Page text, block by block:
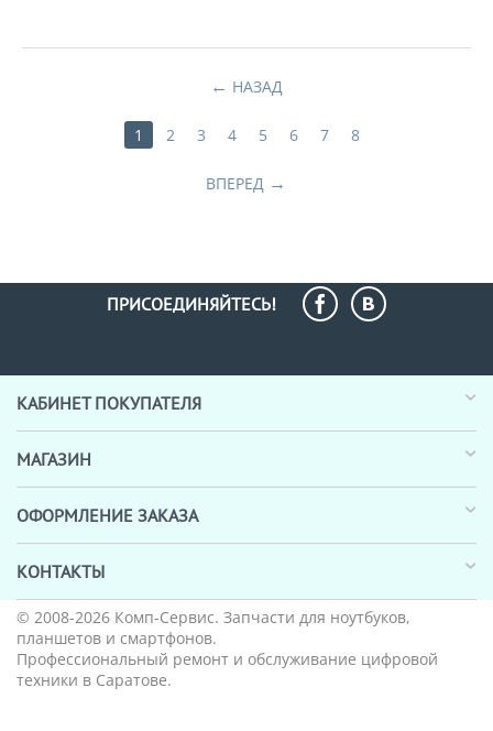
НАЗАД
1 2 3 4 5 6 7 8
ВПЕРЕД
ПРИСОЕДИНЯЙТЕСЬ!
КАБИНЕТ ПОКУПАТЕЛЯ
МАГАЗИН
ОФОРМЛЕНИЕ ЗАКАЗА
КОНТАКТЫ
© 2008-2026 Комп-Сервис. Запчасти для ноутбуков,
планшетов и смартфонов.
Профессиональный ремонт и обслуживание цифровой
техники в Саратове.